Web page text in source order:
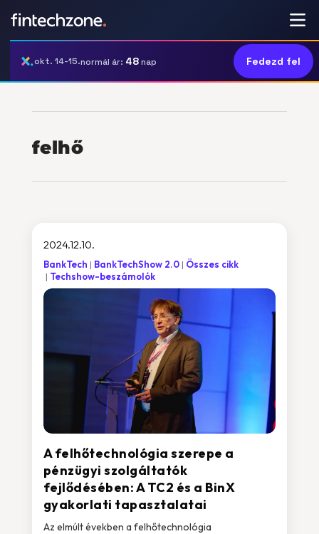
okt. 14-15.normál ár: 48nap Fedezd fel
felhő
A felhőtechnológia szerepe a
pénzügyi szolgáltatók
fejlődésében: A TC2 és a BinX
gyakorlati tapasztalatai
2024.12.10.
BankTech BankTechShow 2.0
Összes cikk
Techshow-beszámolók
Az elmúlt években a felhőtechnológia